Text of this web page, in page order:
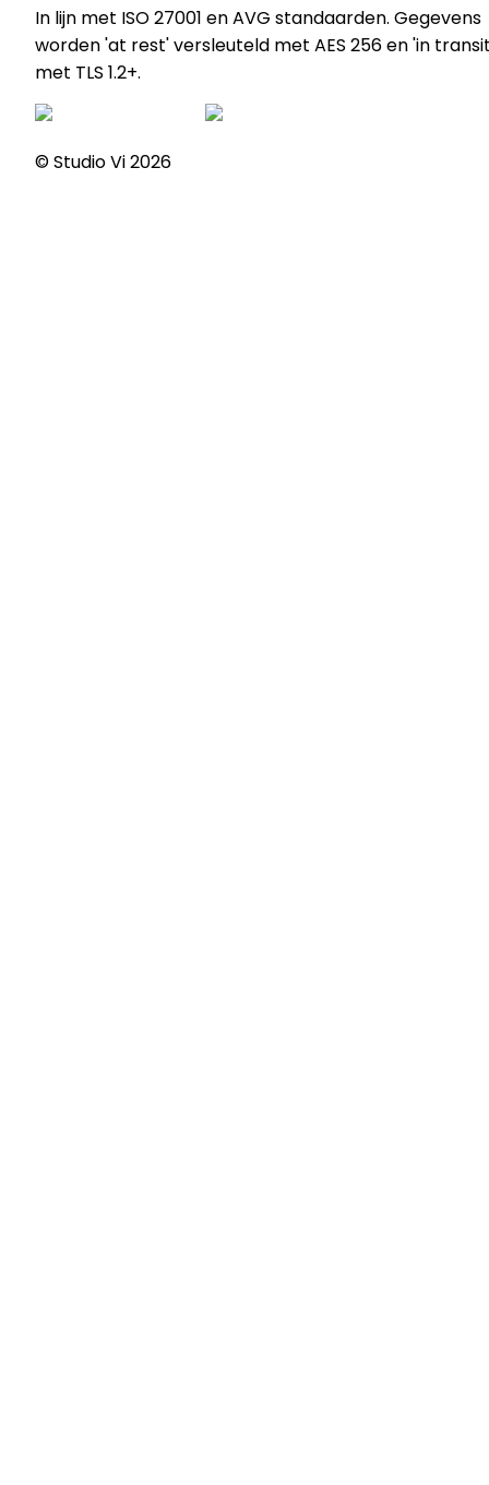
In lijn met ISO 27001 en AVG standaarden. Gegevens
worden 'at rest' versleuteld met AES 256 en 'in
met TLS 1.2+.
© Studio Vi2026